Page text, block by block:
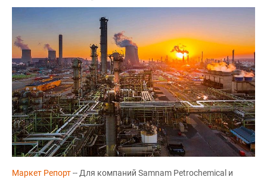
Маркет Репорт-- Для компаний Samnam Petrochemical и